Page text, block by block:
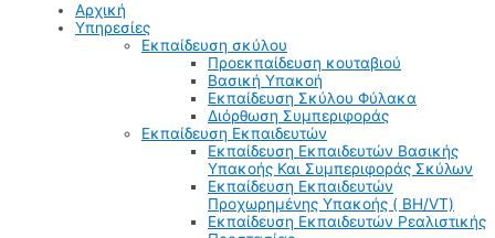
Αρχική
Υπηρεσίες
Εκπαίδευση σκύλου
Προεκπαίδευση κουταβιού
Βασική Υπακοή
Εκπαίδευση Σκύλου Φύλακα
Διόρθωση Συμπεριφοράς
Εκπαίδευση Εκπαιδευτών
Εκπαίδευση Εκπαιδευτών Βασικής
Υπακοής Και Συμπεριφοράς Σκύλων
Εκπαίδευση Εκπαιδευτών
Προχωρημένης Υπακοής ( BH/VT)
Εκπαίδευση Εκπαιδευτών Ρεαλιστικής